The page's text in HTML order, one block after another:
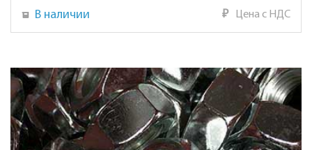
В наличии ₽ Цена с НДС